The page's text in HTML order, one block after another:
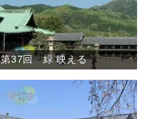
第37回 緑 映える